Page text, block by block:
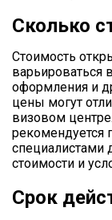
Сколько
Стоимость
варьироваться
оформления и
цены могут
визовом
рекомендуется
специалистами
стоимости и
Срок